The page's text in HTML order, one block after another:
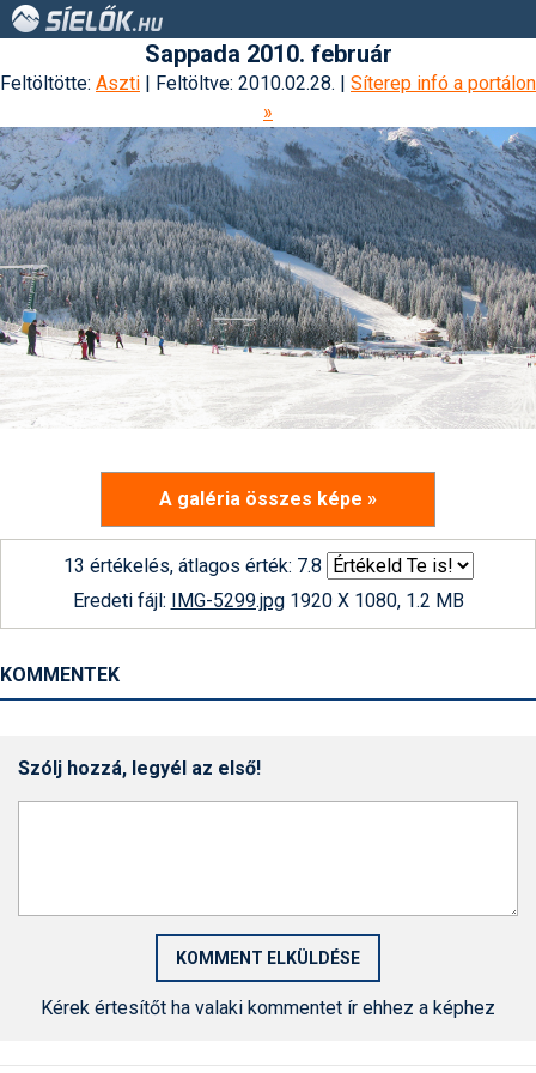
Sappada 2010. február
Feltöltötte: Aszti | Feltöltve: 2010.02.28. | Síterep infó a portálon
»
A galéria összes képe »
13 értékelés, átlagos érték: 7.8
Eredeti fájl: IMG-5299.jpg1920 X 1080, 1.2 MB
KOMMENTEK
Szólj hozzá, legyél az első!
Kérek értesítőt ha valaki kommentet ír ehhez a képhez